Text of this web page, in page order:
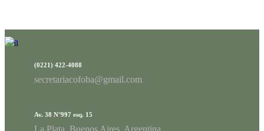
(0221) 422-4088
secretariacofoba@gmail.com
Av. 38 N°997 esq. 15